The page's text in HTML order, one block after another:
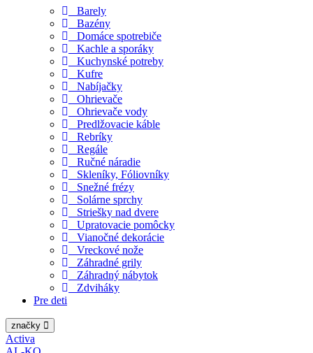
Barely
Bazény
Domáce spotrebiče
Kachle a sporáky
Kuchynské potreby
Kufre
Nabíjačky
Ohrievače
Ohrievače vody
Predlžovacie káble
Rebríky
Regále
Ručné náradie
Skleníky, Fóliovníky
Snežné frézy
Solárne sprchy
Striešky nad dvere
Upratovacie pomôcky
Vianočné dekorácie
Vreckové nože
Záhradné grily
Záhradný nábytok
Zdviháky
Pre deti
značky
Activa